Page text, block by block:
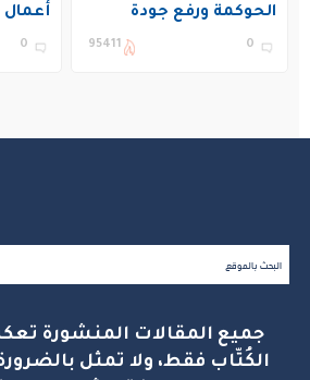
الحوكمة ورفع جودة
التعليم في المملكة
0
95411
0
جميع المقالات المنشورة
الكُتّاب فقط، ولا تمثل